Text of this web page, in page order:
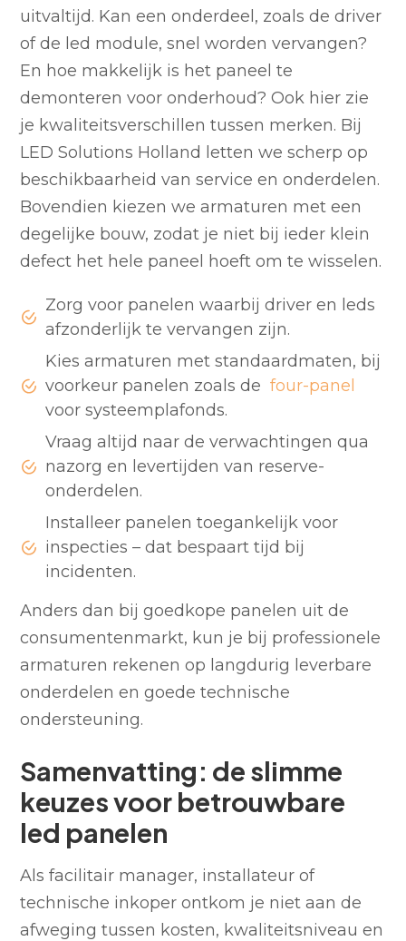
uitvaltijd. Kan een onderdeel, zoals de driver
of de led module, snel worden vervangen?
En hoe makkelijk is het paneel te
demonteren voor onderhoud? Ook hier zie
je kwaliteitsverschillen tussen merken. Bij
LED Solutions Holland letten we scherp op
beschikbaarheid van service en onderdelen.
Bovendien kiezen we armaturen met een
degelijke bouw, zodat je niet bij ieder klein
defect het hele paneel hoeft om te wisselen.
Zorg voor panelen waarbij driver en leds
afzonderlijk te vervangen zijn.
Kies armaturen met standaardmaten, bij
voorkeur panelen zoals de four-panel
voor systeemplafonds.
Vraag altijd naar de verwachtingen qua
nazorg en levertijden van reserve-
onderdelen.
Installeer panelen toegankelijk voor
inspecties – dat bespaart tijd bij
incidenten.
Anders dan bij goedkope panelen uit de
consumentenmarkt, kun je bij professionele
armaturen rekenen op langdurig leverbare
onderdelen en goede technische
ondersteuning.
Samenvatting: de slimme
keuzes voor betrouwbare
led panelen
Als facilitair manager, installateur of
technische inkoper ontkom je niet aan de
afweging tussen kosten, kwaliteitsniveau en